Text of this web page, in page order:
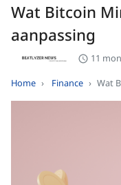
Wat Bitcoin
aanpassing
11
Home Finance Wat